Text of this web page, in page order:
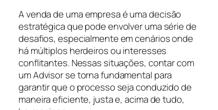
A venda de uma empresa é uma decisão
estratégica que pode envolver uma série de
desafios, especialmente em cenários onde
há múltiplos herdeiros ou interesses
conflitantes. Nessas situações, contar com
um Advisor se torna fundamental para
garantir que o processo seja conduzido de
maneira eficiente, justa e, acima de tudo,